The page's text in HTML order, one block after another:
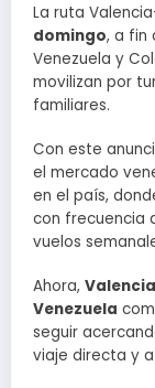
La ruta
domingo, a fin
Venezuela y
movilizan por
familiares.
Con este
el mercado
en el país,
con frecuencia
vuelos
Ahora,
Venezuela
seguir
viaje directa y